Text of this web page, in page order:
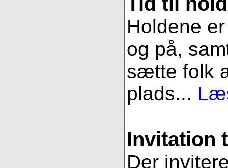
Holdene
og på,
sætte folk
plads...
Invitation
Der